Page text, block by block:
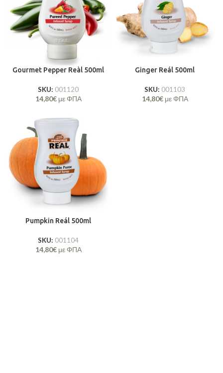
Gourmet Pepper Reàl 500ml
SKU: 001120
14,80€με ΦΠΑ
Ginger Reál 500ml
SKU: 001103
14,80€με ΦΠΑ
Pumpkin Reál 500ml
SKU: 001104
14,80€με ΦΠΑ